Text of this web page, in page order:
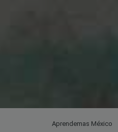
Aprendemas México